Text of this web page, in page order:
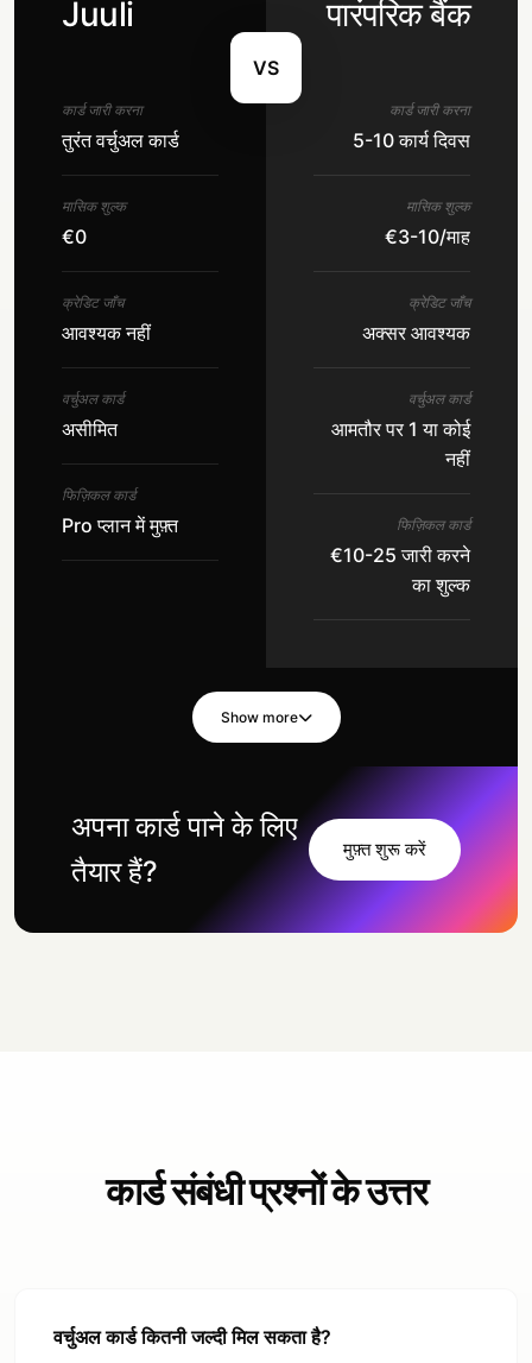
Juuli
कार्ड जारी करना
तुरंत वर्चुअल कार्ड
मासिक शुल्क
€0
क्रेडिट जाँच
आवश्यक नहीं
वर्चुअल कार्ड
असीमित
फिज़िकल कार्ड
Pro प्लान में मुफ़्त
VS
पारंपरिक बैंक
कार्ड जारी करना
5-10 कार्य दिवस
मासिक शुल्क
€3-10/माह
क्रेडिट जाँच
अक्सर आवश्यक
वर्चुअल कार्ड
आमतौर पर 1 या कोई
नहीं
फिज़िकल कार्ड
€10-25 जारी करने
का शुल्क
Show more
अपना कार्ड पाने के लिए
तैयार हैं?
मुफ़्त शुरू करें
कार्ड संबंधी प्रश्नों के उत्तर
वर्चुअल कार्ड कितनी जल्दी मिल सकता है?